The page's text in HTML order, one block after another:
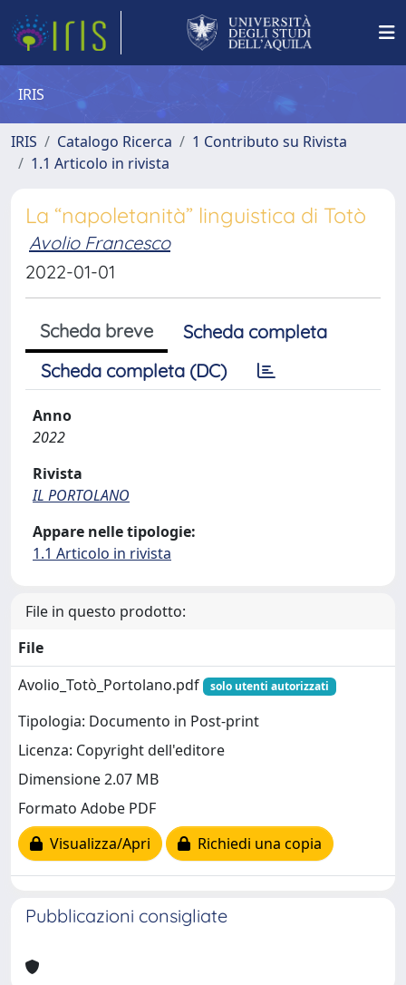
IRIS
IRIS Catalogo Ricerca
1 Contributo su Rivista
1.1 Articolo in rivista
La “napoletanità” linguistica di Totò
Avolio Francesco
2022-01-01
Scheda breve
Scheda completa
Scheda completa (DC)
Anno
2022
Rivista
IL PORTOLANO
Appare nelle tipologie:
1.1 Articolo in rivista
File in questo prodotto:
File
Avolio_Totò_Portolano.pdf
solo utenti autorizzati
Tipologia: Documento in Post-print
Licenza: Copyright dell'editore
Dimensione 2.07 MB
Formato Adobe PDF
Visualizza/Apri
Richiedi una copia
Pubblicazioni consigliate